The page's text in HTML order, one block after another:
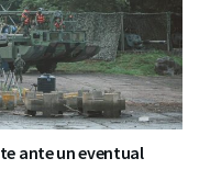
ante un eventual